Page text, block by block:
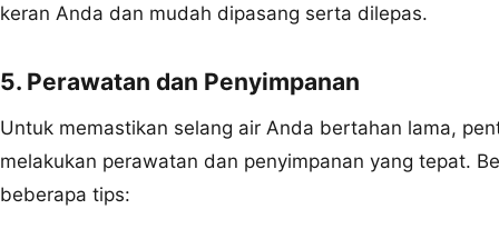
keran Anda dan mudah dipasang serta dilepas.
5. Perawatan dan Penyimpanan
Untuk memastikan selang air Anda bertahan lama,
melakukan perawatan dan penyimpanan yang tepat.
beberapa tips: